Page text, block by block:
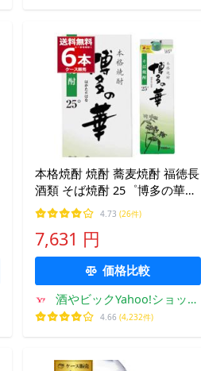
本格焼酎 焼酎 蕎麦焼酎 福徳長
酒類 そば焼酎 25゜博多の華パ
ック 1800ml×6本(1ケース)
4.73 (26件)
7,631 円
価格比較
酒やビックYahoo!ショッピ
ング店
4.66 (4,232件)